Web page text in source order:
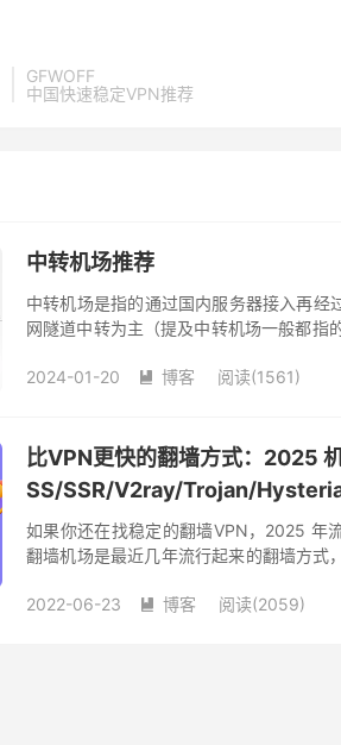
GFWOFF
中国快速稳定VPN推荐
中转机场推荐
中转机场是指的通过国内服务器接入再
网隧道中转为主（提及中转机场一般都指
都...
2024-01-20  博客 阅读(1561)
比VPN更快的翻墙方式：2025
SS/SSR/V2ray/Trojan/
如果你还在找稳定的翻墙VPN，2025 年
翻墙机场是最近几年流行起来的翻墙方式
2022-06-23  博客 阅读(2059)